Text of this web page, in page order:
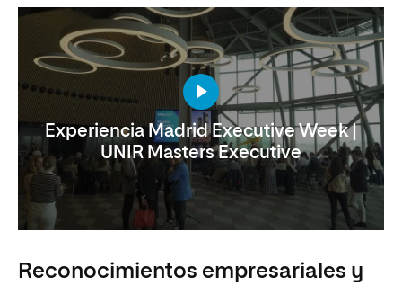
Experiencia Madrid Executive Week |
UNIR Masters Executive
Reconocimientos empresariales y